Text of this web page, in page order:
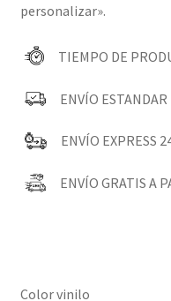
personalizar».
TIEMPO DE
ENVÍO
ENVÍO EXPRESS
ENVÍO GRATIS A
Color vinilo